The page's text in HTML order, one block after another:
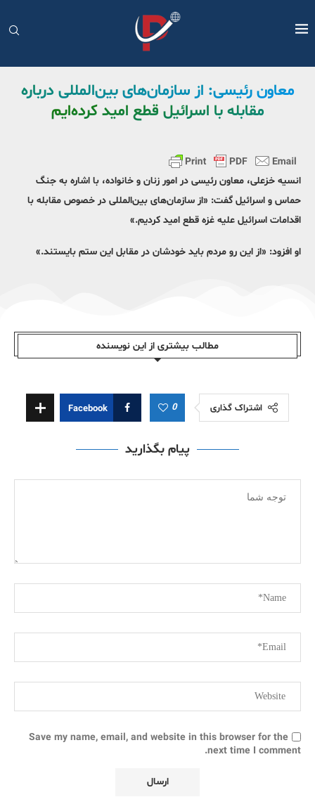
معاون رئیسی: از سازمان‌های بین‌المللی درباره
مقابله با اسرائیل قطع امید کرده‌ایم
انسیه خزعلی، معاون رئیسی در امور زنان و خانواده، با اشاره به جنگ
حماس و اسرائیل گفت: «از سازمان‌های بین‌المللی در خصوص مقابله با
اقدامات اسرائیل علیه غزه قطع امید کردیم.»
او افزود: «از این رو مردم باید خودشان در مقابل این ستم بایستند.»
مطالب بیشتری از این نویسندە
اشتراک گذاری 0
Facebook
پیام بگذارید
Save my name, email, and website in this browser for the
next time I comment.